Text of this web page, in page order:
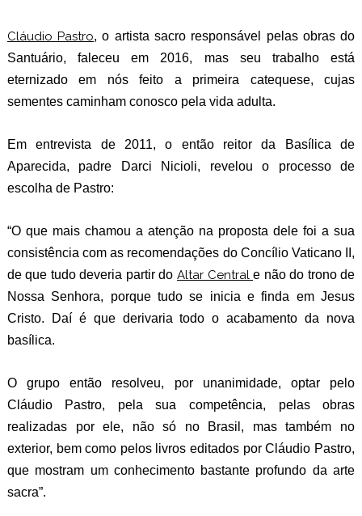
Cláudio Pastro, o artista sacro responsável pelas obras do
Santuário, faleceu em 2016, mas seu trabalho está
eternizado em nós feito a primeira catequese, cujas
sementes caminham conosco pela vida adulta.
Em entrevista de 2011, o então reitor da Basílica de
Aparecida, padre Darci Nicioli, revelou o processo de
escolha de Pastro:
“O que mais chamou a atenção na proposta dele foi a sua
consistência com as recomendações do Concílio Vaticano II,
de que tudo deveria partir do Altar Centrale não do trono de
Nossa Senhora, porque tudo se inicia e finda em Jesus
Cristo. Daí é que derivaria todo o acabamento da nova
basílica.
O grupo então resolveu, por unanimidade, optar pelo
Cláudio Pastro, pela sua competência, pelas obras
realizadas por ele, não só no Brasil, mas também no
exterior, bem como pelos livros editados por Cláudio Pastro,
que mostram um conhecimento bastante profundo da arte
sacra”.